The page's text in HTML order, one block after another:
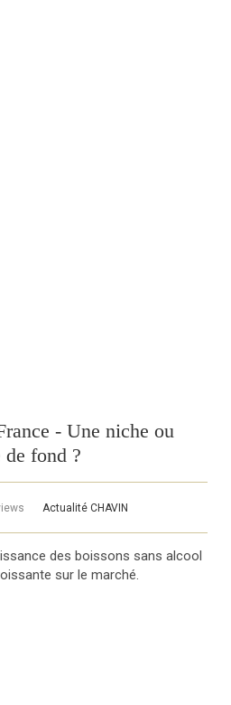
- Une niche ou
de fond ?
Actualité CHAVIN
des boissons sans alcool
sur le marché.